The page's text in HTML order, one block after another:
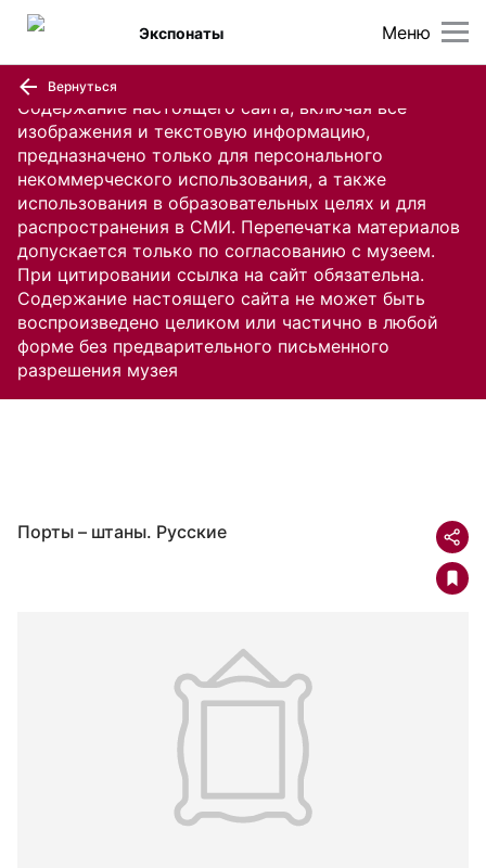
Содержание настоящего сайта, включая все
изображения и текстовую информацию,
предназначено только для персонального
некоммерческого использования, а также
использования в образовательных целях и для
распространения в СМИ. Перепечатка материалов
допускается только по согласованию с музеем.
При цитировании ссылка на сайт обязательна.
Содержание настоящего сайта не может быть
воспроизведено целиком или частично в любой
форме без предварительного письменного
разрешения музея
Меню
Экспонаты
Вернуться
Порты – штаны. Русские